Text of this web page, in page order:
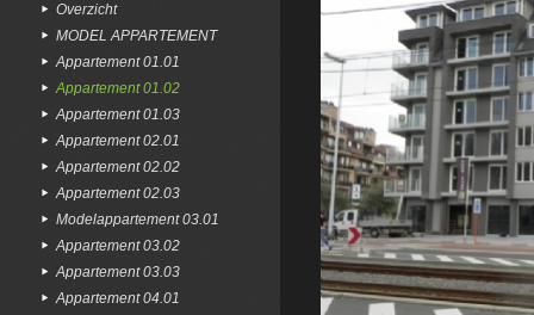
Overzicht
MODEL APPARTEMENT
Appartement 01.01
Appartement 01.02
Appartement 01.03
Appartement 02.01
Appartement 02.02
Appartement 02.03
Modelappartement 03.01
Appartement 03.02
Appartement 03.03
Appartement 04.01